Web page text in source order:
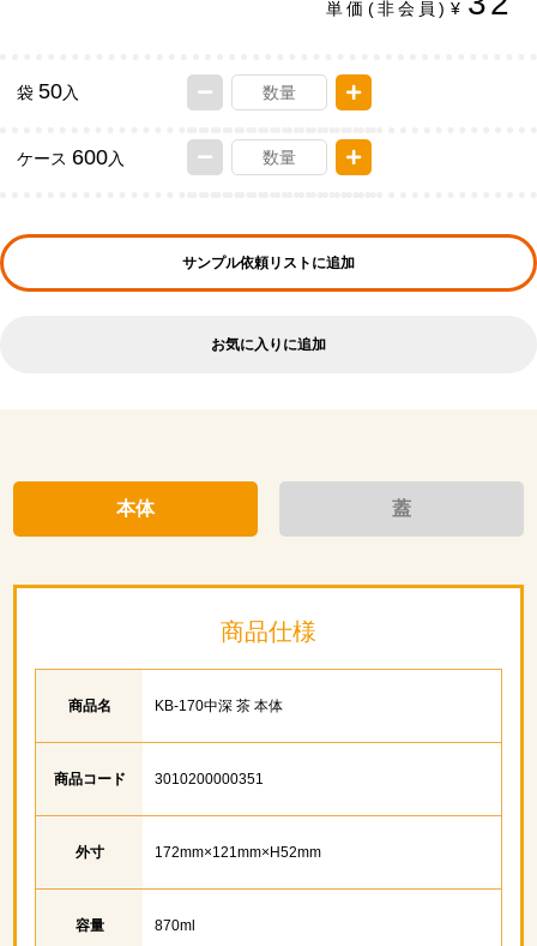
単価 (非会員) ¥
袋 50入
ケース 600入
サンプル依頼リストに追加
お気に入りに追加
本体 蓋
商品仕様
商品名 KB-170中深 茶 本体
商品コード 3010200000351
外寸 172mm×121mm×H52mm
容量 870ml